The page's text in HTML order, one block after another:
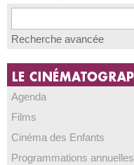
Recherche avancée
Agenda
Films
Cinéma des Enfants
Programmations annuelles